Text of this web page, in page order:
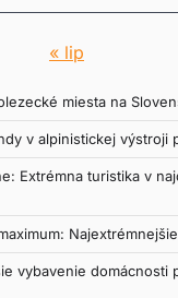
« lip
miesta na
v alpinistickej výstroji
Extrémna turistika v
vybavenie domácnosti